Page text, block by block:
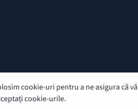
- Toate drepturile rezervate.
cookie-uri pentru a ne asigura că
cookie-urile.